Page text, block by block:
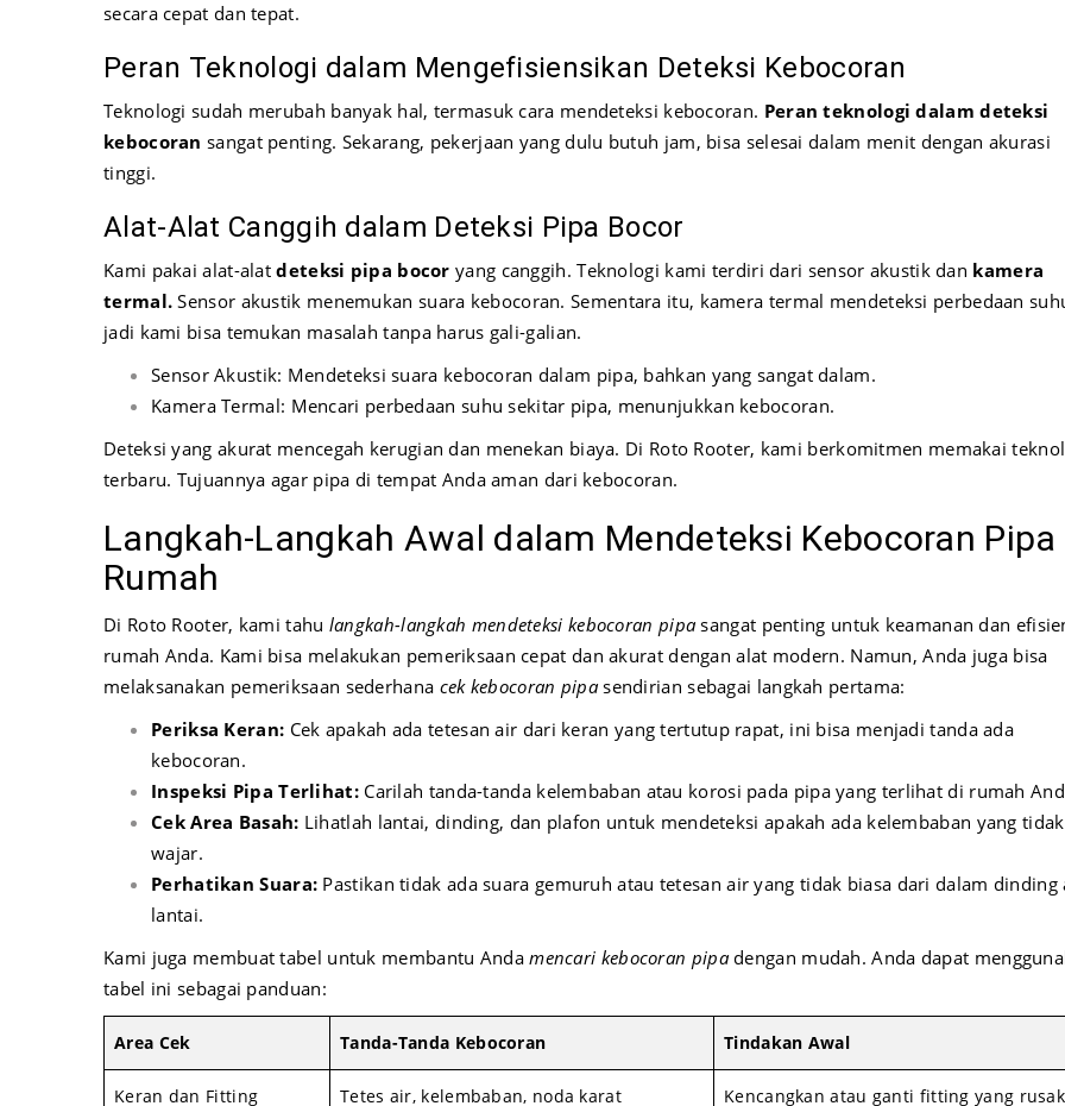
secara cepat dan tepat.
Peran Teknologi dalam Mengefisiensikan Deteksi Kebocoran
Teknologi sudah merubah banyak hal, termasuk cara mendeteksi kebocoran. Peran teknologi dalam deteksi
kebocoran sangat penting. Sekarang, pekerjaan yang dulu butuh jam, bisa selesai dalam menit dengan akurasi
tinggi.
Alat-Alat Canggih dalam Deteksi Pipa Bocor
Kami pakai alat-alatdeteksi pipa bocor yang canggih. Teknologi kami terdiri dari sensor akustik dan kamera
termal. Sensor akustik menemukan suara kebocoran. Sementara itu, kamera termal mendeteksi perbedaan
jadi kami bisa temukan masalah tanpa harus gali-galian.
Sensor Akustik: Mendeteksi suara kebocoran dalam pipa, bahkan yang sangat dalam.
Kamera Termal: Mencari perbedaan suhu sekitar pipa, menunjukkan kebocoran.
Deteksi yang akurat mencegah kerugian dan menekan biaya. Di Roto Rooter, kami berkomitmen memakai
terbaru. Tujuannya agar pipa di tempat Anda aman dari kebocoran.
Langkah-Langkah Awal dalam Mendeteksi Kebocoran Pipa
Rumah
Di Roto Rooter, kami tahu langkah-langkah mendeteksi kebocoran pipasangat penting untuk keamanan dan
rumah Anda. Kami bisa melakukan pemeriksaan cepat dan akurat dengan alat modern. Namun, Anda juga bisa
melaksanakan pemeriksaan sederhana cek kebocoran pipasendirian sebagai langkah pertama:
Periksa Keran: Cek apakah ada tetesan air dari keran yang tertutup rapat, ini bisa menjadi tanda ada
kebocoran.
Inspeksi Pipa Terlihat:Carilah tanda-tanda kelembaban atau korosi pada pipa yang terlihat di rumah
Cek Area Basah: Lihatlah lantai, dinding, dan plafon untuk mendeteksi apakah ada kelembaban yang tidak
wajar.
Perhatikan Suara: Pastikan tidak ada suara gemuruh atau tetesan air yang tidak biasa dari dalam dinding
lantai.
Kami juga membuat tabel untuk membantu Andamencari kebocoran pipadengan mudah. Anda dapat
tabel ini sebagai panduan:
Area Cek Tanda-Tanda Kebocoran Tindakan Awal
Keran dan Fitting Tetes air, kelembaban, noda karat Kencangkan atau ganti fitting yang rusak